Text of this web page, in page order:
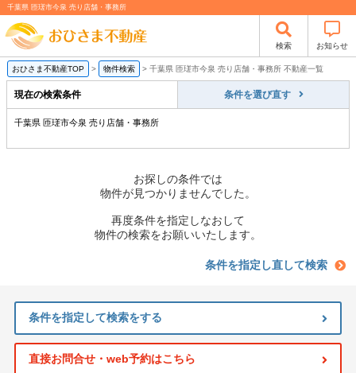
千葉県 匝瑳市今泉 売り店舗・事務所
検索 お知らせ
おひさま不動産TOP > 物件検索 > 千葉県 匝瑳市今泉 売り店舗・事務所 不動産一覧
現在の検索条件 条件を選び直す
千葉県 匝瑳市今泉 売り店舗・事務所
お探しの条件では
物件が見つかりませんでした。
再度条件を指定しなおして
物件の検索をお願いいたします。
条件を指定し直して検索
条件を指定して検索をする
直接お問合せ・web予約はこちら